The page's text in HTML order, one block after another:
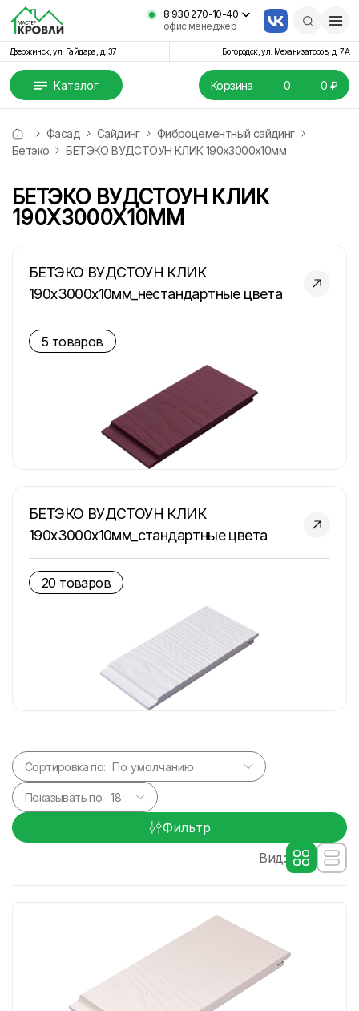
8 930 270-10-40
офис менеджер
Дзержинск, ул. Гайдара, д. 37 Богородск, ул. Механизаторов, д. 7А
Каталог Корзина 0 0 ₽
Фасад Сайдинг
Фиброцементный сайдинг
Бетэко
БЕТЭКО ВУДСТОУН КЛИК 190х3000х10мм
БЕТЭКО ВУДСТОУН КЛИК
190Х3000Х10ММ
БЕТЭКО ВУДСТОУН КЛИК
190х3000х10мм_нестандартные цвета
5 товаров
БЕТЭКО ВУДСТОУН КЛИК
190х3000х10мм_стандартные цвета
20 товаров
Сортировка по:
Показывать по:
Фильтр
Вид: